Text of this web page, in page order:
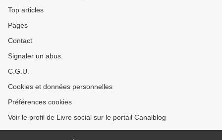
Top articles
Pages
Contact
Signaler un abus
C.G.U.
Cookies et données personnelles
Préférences cookies
Voir le profil de Livre social sur le portail Canalblog